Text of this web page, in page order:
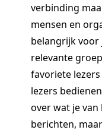
verbinding
mensen en
belangrijk voor
relevante
favoriete
lezers
over wat je van
berichten,